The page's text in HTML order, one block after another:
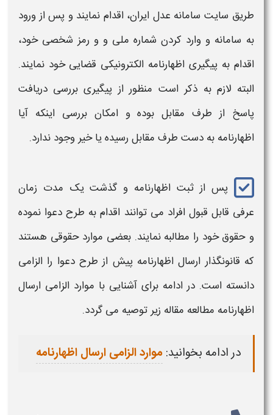
طریق سایت سامانه عدل ایران، اقدام نمایند و پس از ورود
به سامانه و وارد کردن شماره ملی و و رمز شخصی خود،
اقدام به پیگیری اظهارنامه الکترونیکی قضایی خود نمایند.
البته لازم به ذکر است منظور از پیگیری بررسی دریافت
پاسخ از طرف مقابل بوده و امکان بررسی اینکه آیا
اظهارنامه به دست طرف مقابل رسیده یا خیر وجود ندارد.
پس از ثبت اظهارنامه و گذشت یک مدت زمان
عرفی قابل قبول افراد می توانند اقدام به طرح دعوا نموده
و حقوق خود را مطالبه نمایند. بعضی موارد حقوقی هستند
که قانونگذار ارسال اظهارنامه پیش از طرح دعوا را الزامی
دانسته است. در ادامه برای آشنایی با موارد الزامی ارسال
اظهارنامه مطالعه مقاله زیر توصیه می گردد.
در ادامه بخوانید:موارد الزامی ارسال اظهارنامه